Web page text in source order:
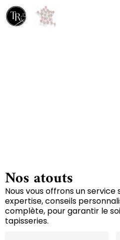
Nos atouts
Nous vous offrons un service
expertise, conseils
complète, pour garantir le
tapisseries.